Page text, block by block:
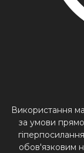
Використання
за умови
обов'язковим